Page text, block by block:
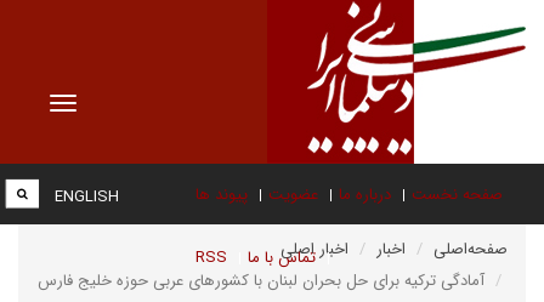
Toggle
صفحه نخست درباره ما عضویت پیوند ها
تماس با ما RSS
ENGLISH
صفحه‌اصلی اخبار
اخبار اصلی
آمادگی ترکیه برای حل بحران لبنان با کشورهای عربی حوزه خلیج فارس